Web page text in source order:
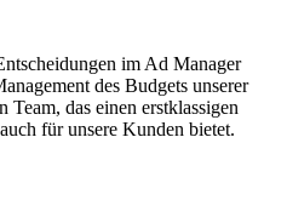
im Ad Manager
des Budgets unserer
das einen erstklassigen
für unsere Kunden bietet.